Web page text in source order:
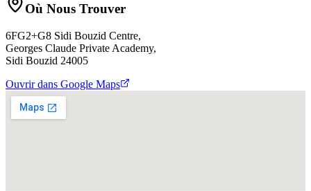
Où Nous Trouver
6FG2+G8 Sidi Bouzid Centre,
Georges Claude Private Academy,
Sidi Bouzid 24005
Ouvrir dans Google Maps